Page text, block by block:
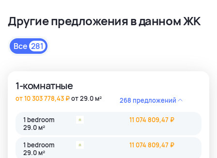
коммерческих объектах и жилой недвижимости
высокого качества в сегментах недвижимости
премиального и среднего класса. Среди районов
застройки как престижные комьюнити Бангкока, так и
Другие предложения в данном ЖК
Все 281
1-комнатные
от 29.0 м²
от 10 303 778,43 ₽ 268 предложений
1 bedroom
29.0 м²
11 074 809,47 ₽
1 bedroom
29.0 м²
11 074 809,47 ₽